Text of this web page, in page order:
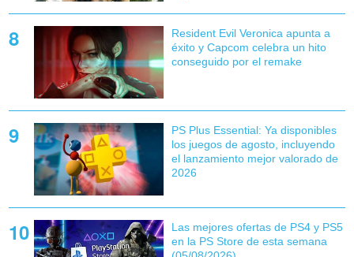
Resident Evil Veronica apunta a
éxito y Capcom celebra un hito
conseguido por el remake
PS Plus Essential: Ya disponibles
los juegos de agosto, incluyendo
el lanzamiento mejor valorado de
2026
Las mejores ofertas de PS4 y PS5
en la PS Store de esta semana